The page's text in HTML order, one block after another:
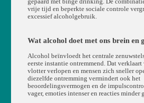
vrije tijd en beperkte sociale controle
excessief alcoholgebruik.
Wat alcohol doet met ons brein en
Alcohol beïnvloedt het centrale
eerste instantie ontremmend. Dat verklaart
vlotter verlopen en mensen zich sneller
diezelfde ontremming vermindert ook het
beoordelingsvermogen en de
vager, emoties intenser en reacties minder